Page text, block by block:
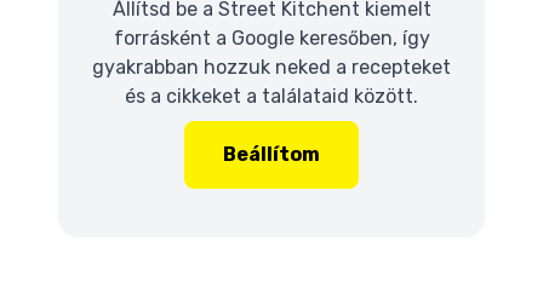
Állítsd be a Street Kitchent kiemelt
forrásként a Google keresőben, így
gyakrabban hozzuk neked a recepteket
és a cikkeket a találataid között.
Beállítom